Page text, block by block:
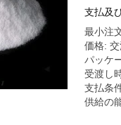
支払及
最小注
価格:
パッケ
受渡し
支払条
供給の